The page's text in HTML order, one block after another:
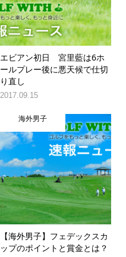
エビアン初日 宮里藍は6ホ
ールプレー後に悪天候で仕切
り直し
2017.09.15
海外男子
【海外男子】フェデックスカ
ップのポイントと賞金とは？